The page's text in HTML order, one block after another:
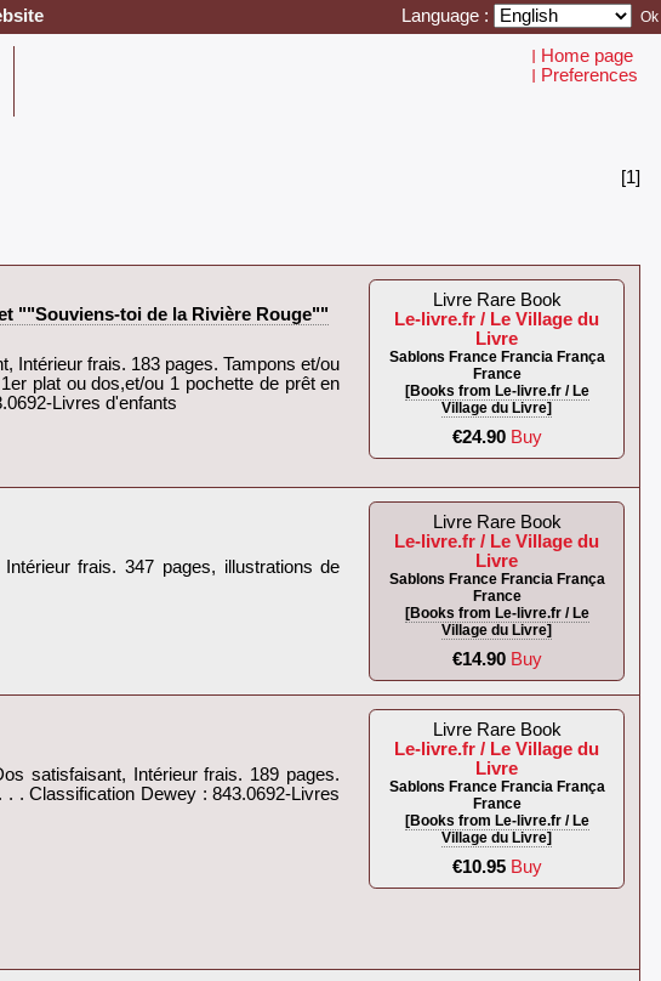
Language :
Home page
Preferences
[1]
""Souviens-toi de la Rivière Rouge""
Intérieur frais. 183 pages. Tampons et/ou
plat ou dos,et/ou 1 pochette de prêt en
Livres d'enfants‎
Livre Rare Book
Le-livre.fr / Le Village du
Livre
Sablons France Francia França
France
[Books from Le-livre.fr / Le
Village du Livre]
€24.90 Buy
frais. 347 pages, illustrations de
Livre Rare Book
Le-livre.fr / Le Village du
Livre
Sablons France Francia França
France
[Books from Le-livre.fr / Le
Village du Livre]
€14.90 Buy
satisfaisant, Intérieur frais. 189 pages.
. . Classification Dewey : 843.0692-Livres
Livre Rare Book
Le-livre.fr / Le Village du
Livre
Sablons France Francia França
France
[Books from Le-livre.fr / Le
Village du Livre]
€10.95 Buy